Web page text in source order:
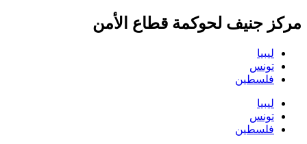
مركز جنيف لحوكمة قطاع الأمن
ليبيا
تونس
فلسطين
ليبيا
تونس
فلسطين